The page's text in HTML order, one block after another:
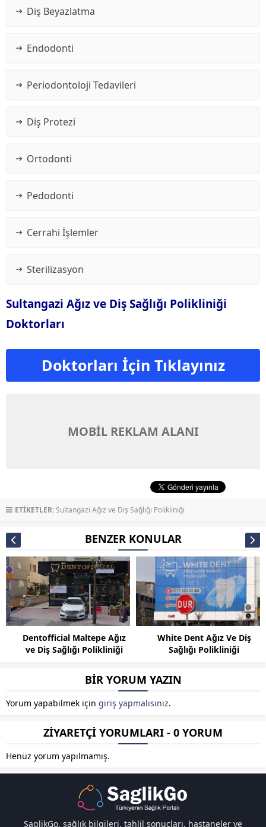
Diş Beyazlatma
Endodonti
Periodontoloji Tedavileri
Diş Protezi
Ortodonti
Pedodonti
Cerrahi İşlemler
Sterilizasyon
Sultangazi Ağız ve Diş Sağlığı Polikliniği
Doktorları
Doktorları İçin Tıklayınız
MOBİL REKLAM ALANI
ETİKETLER:Sultangazi Ağız ve Diş Sağlığı Polikliniği
BENZER KONULAR
Dentofficial Maltepe Ağız
ve Diş Sağlığı Polikliniği
White Dent Ağız Ve Diş
Sağlığı Polikliniği
BİR YORUM YAZIN
Yorum yapabilmek için giriş yapmalısınız.
ZİYARETÇİ YORUMLARI - 0 YORUM
Henüz yorum yapılmamış.
SaglikGo, sağlık bilgileri, tahlil sonuçları, hastaneler ve